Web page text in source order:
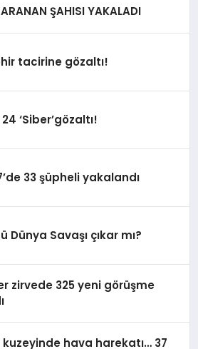
ŞAHISI YAKALADI
tacirine gözaltı!
‘Siber’gözaltı!
33 şüpheli yakalandı
Dünya Savaşı çıkar mı?
zirvede 325 yeni görüşme
kuzeyinde hava harekatı… 37